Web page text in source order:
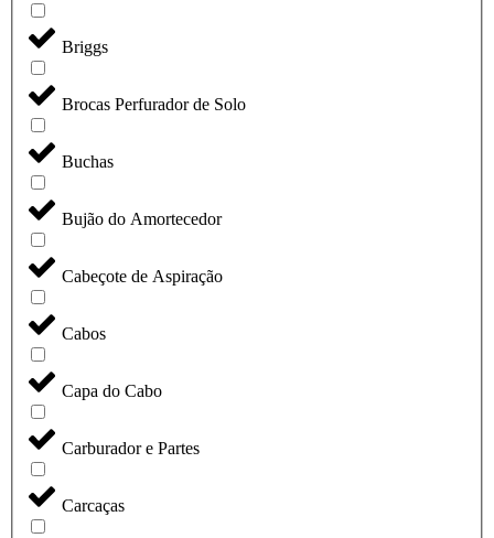
Briggs
Brocas Perfurador de Solo
Buchas
Bujão do Amortecedor
Cabeçote de Aspiração
Cabos
Capa do Cabo
Carburador e Partes
Carcaças